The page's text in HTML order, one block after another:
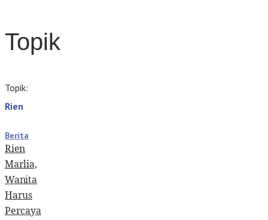
Topik
Topik:
Rien
Berita
Rien
Marlia,
Wanita
Harus
Percaya